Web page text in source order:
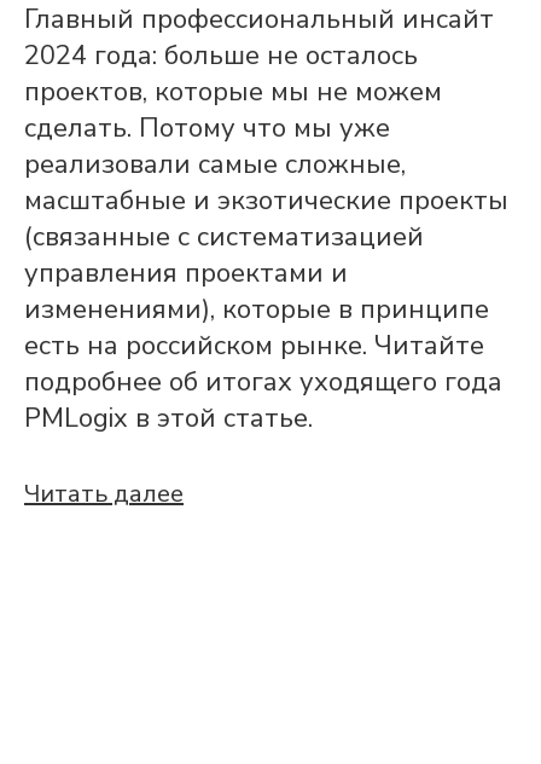
Главный профессиональный инсайт
2024 года: больше не осталось
проектов, которые мы не можем
сделать. Потому что мы уже
реализовали самые сложные,
масштабные и экзотические проекты
(связанные с систематизацией
управления проектами и
изменениями), которые в принципе
есть на российском рынке. Читайте
подробнее об итогах уходящего года
PMLogix в этой статье.
Читать далее